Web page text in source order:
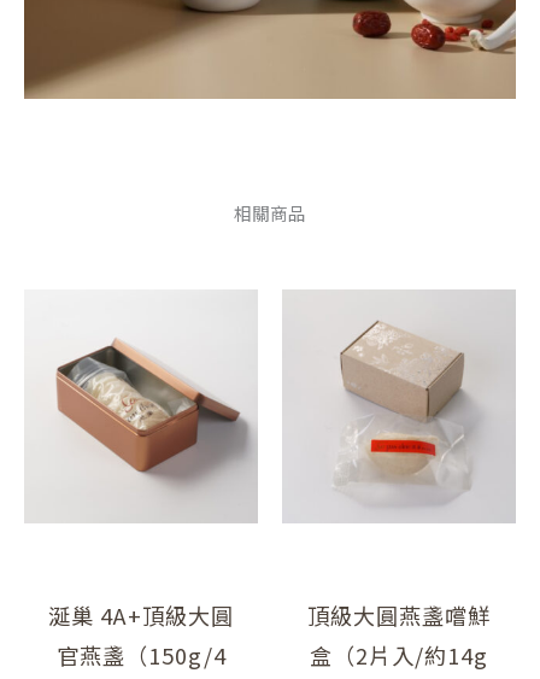
相關商品
涎巢 4A+頂級大圓
官燕盞（150g/4
原
格：
NT$21,600。
目
格：
NT$16,880。
頂級大圓燕盞嚐鮮
盒（2片入/約14g
原
價
格：
目
價
格：